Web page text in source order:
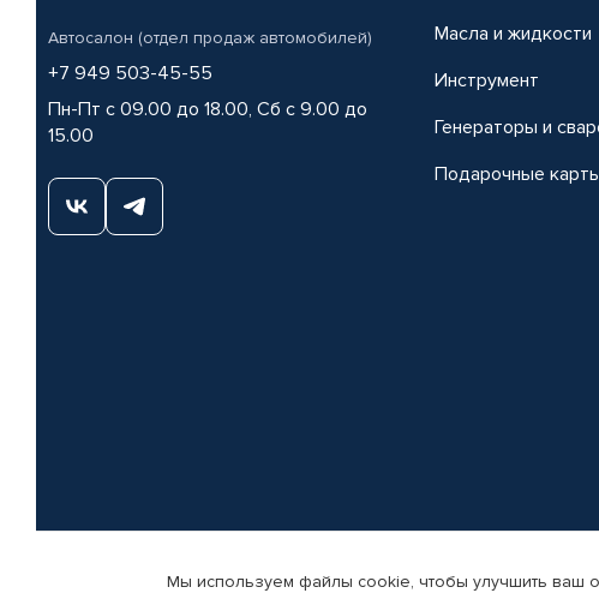
Автосалон (отдел продаж автомобилей)
+7 949 503-45-55
Пн-Пт с 09.00 до 18.00, Сб с 9.00 до
15.00
Масла и жидкости
Инструмент
Генераторы и
Подарочные
© КАМАЗ ЦЕНТР ДОНЕЦК, 2015-2026. Все права защищены. Интернет-
Мы используем файлы cookie, чтобы улучшить ваш